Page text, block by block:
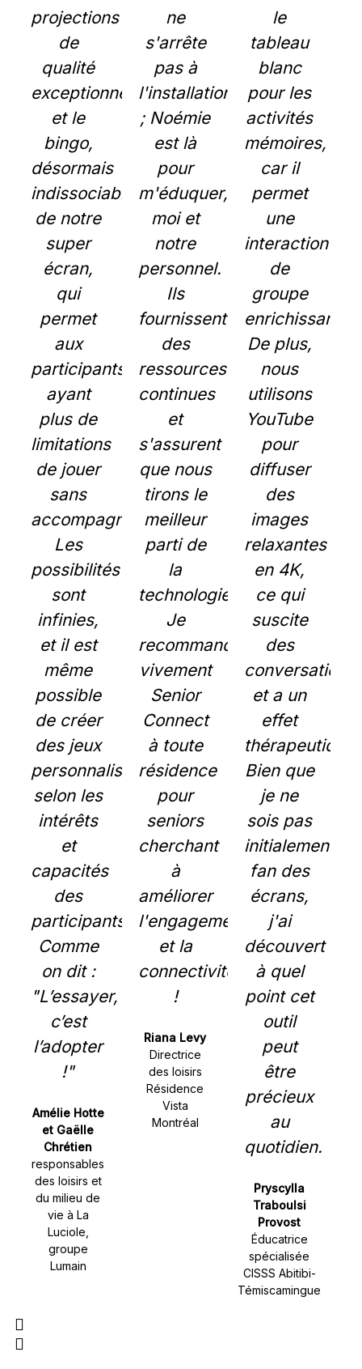
projections
de
qualité
exceptionnelle
et le
bingo,
désormais
indissociable
de notre
super
écran,
qui
permet
aux
participants
ayant
plus de
limitations
de jouer
sans
accompagnement.
Les
possibilités
sont
infinies,
et il est
même
possible
de créer
des jeux
personnalisés
selon les
intérêts
et
capacités
des
participants.
Comme
on dit :
"L’essayer,
c’est
l’adopter
!"
Amélie Hotte
et Gaëlle
Chrétien
responsables
des loisirs et
du milieu de
vie à La
Luciole,
groupe
Lumain
ne
s'arrête
pas à
l'installation
; Noémie
est là
pour
m'éduquer,
moi et
notre
personnel.
Ils
fournissent
des
ressources
continues
et
s'assurent
que nous
tirons le
meilleur
parti de
la
technologie.
Je
recommande
vivement
Senior
Connect
à toute
résidence
pour
seniors
cherchant
à
améliorer
l'engagement
et la
connectivité
!
Riana Levy
Directrice
des loisirs
Résidence
Vista
Montréal
le
tableau
blanc
pour les
activités
mémoires,
car il
permet
une
interaction
de
groupe
enrichissante.
De plus,
nous
utilisons
YouTube
pour
diffuser
des
images
relaxantes
en 4K,
ce qui
suscite
des
conversations
et a un
effet
thérapeutique.
Bien que
je ne
sois pas
initialement
fan des
écrans,
j'ai
découvert
à quel
point cet
outil
peut
être
précieux
au
quotidien.
Pryscylla
Traboulsi
Provost
Éducatrice
spécialisée
CISSS Abitibi-
Témiscamingue